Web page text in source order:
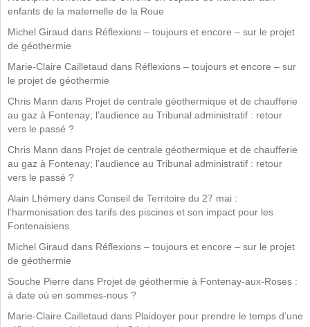
enfants de la maternelle de la Roue
Michel Giraud dans Réflexions – toujours et encore – sur le projet
de géothermie
Marie-Claire Cailletaud dans Réflexions – toujours et encore – sur
le projet de géothermie
Chris Mann dans Projet de centrale géothermique et de chaufferie
au gaz à Fontenay; l’audience au Tribunal administratif : retour
vers le passé ?
Chris Mann dans Projet de centrale géothermique et de chaufferie
au gaz à Fontenay; l’audience au Tribunal administratif : retour
vers le passé ?
Alain Lhémery dans Conseil de Territoire du 27 mai :
l’harmonisation des tarifs des piscines et son impact pour les
Fontenaisiens
Michel Giraud dans Réflexions – toujours et encore – sur le projet
de géothermie
Souche Pierre dans Projet de géothermie à Fontenay-aux-Roses :
à date où en sommes-nous ?
Marie-Claire Cailletaud dans Plaidoyer pour prendre le temps d’une